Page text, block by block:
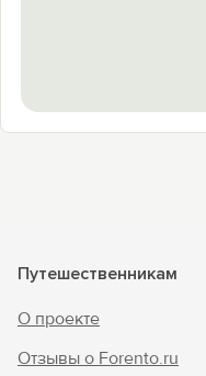
Путешественникам
О проекте
Отзывы о Forento.ru